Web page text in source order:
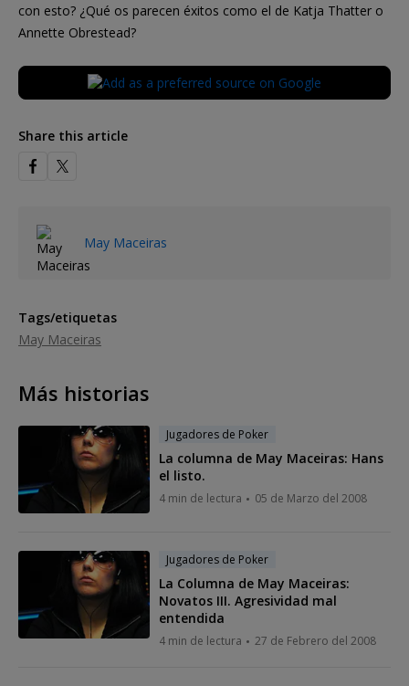
con esto? ¿Qué os parecen éxitos como el de Katja Thatter o
Annette Obrestead?
Share this article
May Maceiras
Tags/etiquetas
May Maceiras
Más historias
Jugadores de Poker
La columna de May Maceiras: Hans
el listo.
4 min de lectura 05 de Marzo del 2008
Jugadores de Poker
La Columna de May Maceiras:
Novatos III. Agresividad mal
entendida
4 min de lectura 27 de Febrero del 2008